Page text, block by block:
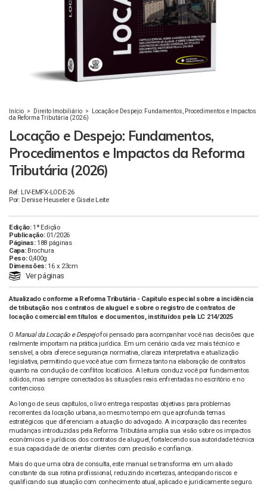
Início > Direito Imobiliário >
Locação e Despejo: Fundamentos, Procedimentos e Impactos
da Reforma Tributária (2026)
Locação e Despejo: Fundamentos,
Procedimentos e Impactos da Reforma
Tributária (2026)
Ref: LIV-EMFX-LODE-26
Por: Denise Heuseler e Gisele Leite
Edição:1ª Edição
Publicação: 01/2026
Páginas:188 páginas
Capa: Brochura
Peso: 0,400g
Dimensões:16 x 23cm
Ver páginas
Atualizado conforme a Reforma Tributária - Capitulo especial sobre a incidência
de tributação nos contratos de aluguel e sobre o registro de contratos de
locação comercial em títulos e documentos, instituídos pela LC 214/2025
O Manual da Locação e Despejofoi pensado para acompanhar você nas decisões que
realmente importam na prática jurídica. Em um cenário cada vez mais técnico e
sensível, a obra oferece segurança normativa, clareza interpretativa e atualização
legislativa, permitindo que você atue com firmeza tanto na elaboração de contratos
quanto na condução de conflitos locatícios. A leitura conduz você por fundamentos
sólidos, mas sempre conectados às situações reais enfrentadas no escritório e no
contencioso.
Ao longo de seus capítulos, o livro entrega respostas objetivas para problemas
recorrentes da locação urbana, ao mesmo tempo em que aprofunda temas
estratégicos que diferenciam a atuação do advogado. A incorporação das recentes
mudanças introduzidas pela Reforma Tributária amplia sua visão sobre os impactos
econômicos e jurídicos dos contratos de aluguel, fortalecendo sua autoridade técnica
e sua capacidade de orientar clientes com precisão e confiança.
Mais do que uma obra de consulta, este manual se transforma em um aliado
constante da sua rotina profissional, reduzindo incertezas, antecipando riscos e
qualificando sua atuação com conhecimento atual, aplicado e juridicamente seguro.